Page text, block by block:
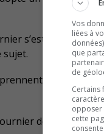
s’est engagée
le principe
de procéder à
Vos
liées à
que
de
Certains
opposer
cette